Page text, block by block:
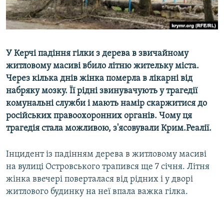
СВІДЧЕННЯ ОКУПАЦІЇ
УКРАЇНСЬКА ПРОБЛЕМА КРИМУ
Qırımtatar
Усі сайти RFE/RL
У Керчі падіння гілки з дерева в звичайному
житловому масиві вбило літню жительку міста.
Через кілька днів жінка померла в лікарні від
набряку мозку. Її рідні звинувачують у трагедії
комунальні служби і мають намір скаржитися до
російських правоохоронних органів. Чому ця
трагедія стала можливою, з'ясовували Крим.Реалії.
Інцидент із падінням дерева в житловому масиві
на вулиці Островського трапився ще 7 січня. Літня
жінка ввечері поверталася від рідних і у дворі
житлового будинку на неї впала важка гілка.